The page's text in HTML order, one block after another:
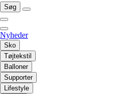
Søg
Nyheder
Sko
Tøjtekstil
Balloner
Supporter
Lifestyle